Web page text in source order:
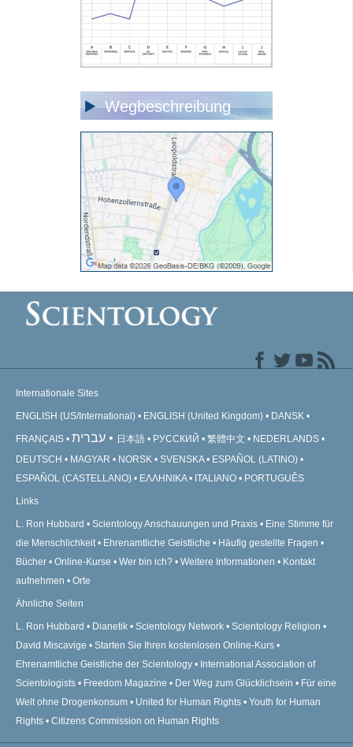
Wegbeschreibung
Internationale Sites
ENGLISH (US/International) ENGLISH (United Kingdom) DANSK
FRANÇAIS עברית 日本語 РУССКИЙ 繁體中文
NEDERLANDS
DEUTSCH
MAGYAR NORSK SVENSKA
ESPAÑOL (LATINO)
ESPAÑOL (CASTELLANO)
ΕΛΛΗΝΙΚA ITALIANO PORTUGUÊS
Links
L. Ron Hubbard Scientology Anschauungen und Praxis
Eine Stimme für
die Menschlichkeit
Ehrenamtliche Geistliche
Häufig gestellte Fragen
Bücher
Online-Kurse Wer bin ich? Weitere Informationen
Kontakt
aufnehmen
Orte
Ähnliche Seiten
L. Ron Hubbard Dianetik Scientology Network
Scientology Religion
David Miscavige
Starten Sie Ihren kostenlosen Online-Kurs
Ehrenamtliche Geistliche der Scientology
International Association of
Scientologists
Freedom Magazine Der Weg zum Glücklichsein
Für eine
Welt ohne Drogenkonsum
United for Human Rights
Youth for Human
Rights
Citizens Commission on Human Rights